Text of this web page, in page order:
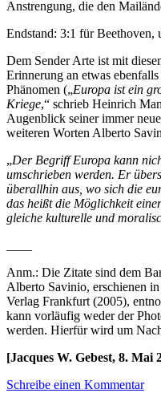
Anstrengung, die den
Endstand: 3:1 für
Dem Sender Arte ist mit
Erinnerung an etwas
Phänomen („Europa ist ein
Kriege,“ schrieb Heinrich
Augenblick seiner immer
weiteren Worten Alberto
„Der Begriff Europa kann
umschrieben werden. Er
überallhin aus, wo sich die
das heißt die Möglichkeit
gleiche kulturelle und
Anm.: Die Zitate sind dem
Alberto Savinio, erschienen
Verlag Frankfurt (2005),
kann vorläufig weder der
werden. Hierfür wird um
[Jacques W. Gebest, 8. Mai
Schreibe einen Kommentar